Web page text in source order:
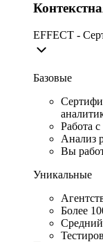
EFFECT -
Базовые
Работа
Анализ
Вы
Уникальные
Более